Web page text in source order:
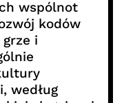
wspólnot
kodów
i
według